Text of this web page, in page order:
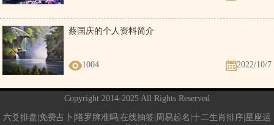
蔡国庆的个人资料简介
1004 2022/10/7
Copyright 2014-2025 All Rights Reserved
六爻排盘|免费占卜|塔罗牌准吗|在线抽签|周易起名|十二生肖排序|星座运